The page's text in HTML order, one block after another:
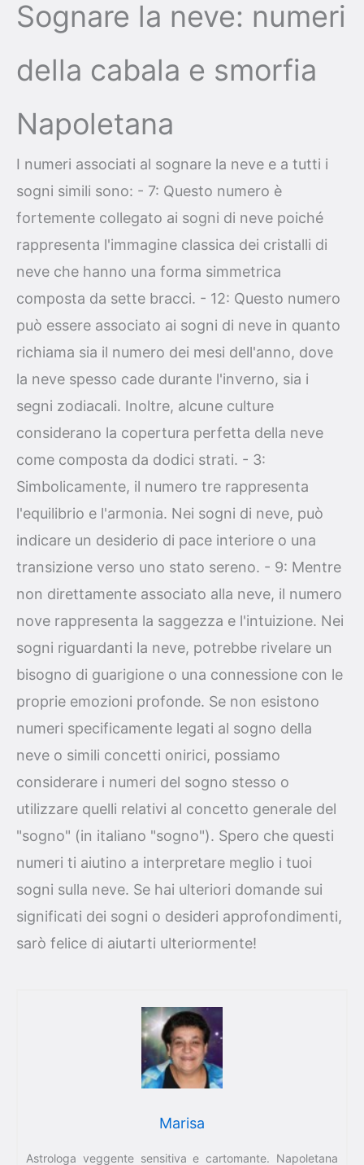
Sognare la neve: numeri
della cabala e smorfia
Napoletana
I numeri associati al sognare la neve e a tutti i
sogni simili sono: - 7: Questo numero è
fortemente collegato ai sogni di neve poiché
rappresenta l'immagine classica dei cristalli di
neve che hanno una forma simmetrica
composta da sette bracci. - 12: Questo numero
può essere associato ai sogni di neve in quanto
richiama sia il numero dei mesi dell'anno, dove
la neve spesso cade durante l'inverno, sia i
segni zodiacali. Inoltre, alcune culture
considerano la copertura perfetta della neve
come composta da dodici strati. - 3:
Simbolicamente, il numero tre rappresenta
l'equilibrio e l'armonia. Nei sogni di neve, può
indicare un desiderio di pace interiore o una
transizione verso uno stato sereno. - 9: Mentre
non direttamente associato alla neve, il numero
nove rappresenta la saggezza e l'intuizione. Nei
sogni riguardanti la neve, potrebbe rivelare un
bisogno di guarigione o una connessione con le
proprie emozioni profonde. Se non esistono
numeri specificamente legati al sogno della
neve o simili concetti onirici, possiamo
considerare i numeri del sogno stesso o
utilizzare quelli relativi al concetto generale del
"sogno" (in italiano "sogno"). Spero che questi
numeri ti aiutino a interpretare meglio i tuoi
sogni sulla neve. Se hai ulteriori domande sui
significati dei sogni o desideri approfondimenti,
sarò felice di aiutarti ulteriormente!
Marisa
Astrologa veggente sensitiva e cartomante. Napoletana